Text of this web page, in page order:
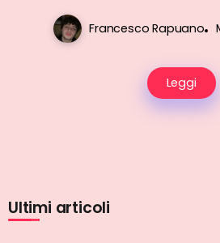
Francesco Rapuano
Leggi
Ultimi articoli